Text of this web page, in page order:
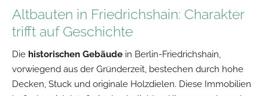
Altbauten in Friedrichshain: Charakter
trifft auf Geschichte
Die historischen Gebäude in Berlin-Friedrichshain,
vorwiegend aus der Gründerzeit, bestechen durch hohe
Decken, Stuck und originale Holzdielen. Diese Immobilien